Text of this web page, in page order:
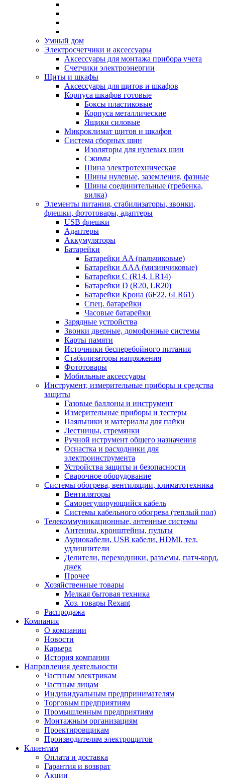
Умный дом
Электросчетчики и аксессуары
Аксессуары для монтажа прибора учета
Счетчики электроэнергии
Щиты и шкафы
Аксессуары для щитов и шкафов
Корпуса шкафов готовые
Боксы пластиковые
Корпуса металлические
Ящики силовые
Микроклимат щитов и шкафов
Система сборных шин
Изоляторы для нулевых шин
Сжимы
Шина электротехническая
Шины нулевые, заземления, фазные
Шины соединительные (гребенка,
вилка)
Элементы питания, стабилизаторы, звонки,
флешки, фототовары, адаптеры
USB флешки
Адаптеры
Аккумуляторы
Батарейки
Батарейки AA (пальчиковые)
Батарейки AAA (мизинчиковые)
Батарейки C (R14, LR14)
Батарейки D (R20, LR20)
Батарейки Крона (6F22, 6LR61)
Спец. батарейки
Часовые батарейки
Зарядные устройства
Звонки дверные, домофонные системы
Карты памяти
Источники бесперебойного питания
Стабилизаторы напряжения
Фототовары
Мобильные аксессуары
Инструмент, измерительные приборы и средства
защиты
Газовые баллоны и инструмент
Измерительные приборы и тестеры
Паяльники и материалы для пайки
Лестницы, стремянки
Ручной иструмент общего назначения
Оснастка и расходники для
электроинструмента
Устройства защиты и безопасности
Сварочное оборудование
Системы обогрева, вентиляции, климатотехника
Вентиляторы
Саморегулирующийся кабель
Системы кабельного обогрева (теплый пол)
Телекоммуникационные, антенные системы
Антенны, кронштейны, пульты
Аудиокабели, USB кабели, HDMI, тел.
удлиннители
Делители, переходники, разъемы, патч-корд,
джек
Прочее
Хозяйственные товары
Мелкая бытовая техника
Хоз. товары Rexant
Распродажа
Компания
О компании
Новости
Карьера
История компании
Направления деятельности
Частным электрикам
Частным лицам
Индивидуальным предпринимателям
Торговым предприятиям
Промышленным предприятиям
Монтажным организациям
Проектировщикам
Производителям электрощитов
Клиентам
Оплата и доставка
Гарантия и возврат
Акции